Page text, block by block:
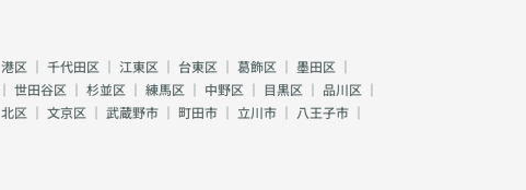
港区 ｜ 千代田区 ｜ 江東区 ｜ 台東区 ｜ 葛飾区 ｜ 墨田区 ｜
｜ 世田谷区 ｜ 杉並区 ｜ 練馬区 ｜ 中野区 ｜ 目黒区 ｜ 品川区 ｜
北区 ｜ 文京区 ｜ 武蔵野市 ｜ 町田市 ｜ 立川市 ｜ 八王子市 ｜